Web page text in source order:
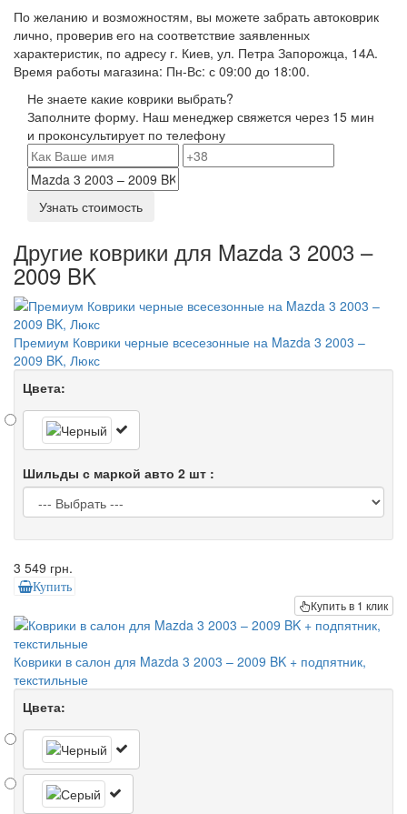
По желанию и возможностям, вы можете забрать автоковрик
лично, проверив его на соответствие заявленных
характеристик, по адресу г. Киев, ул. Петра Запорожца, 14А.
Время работы магазина: Пн-Вс: с 09:00 до 18:00.
Не знаете какие коврики выбрать?
Заполните форму. Наш менеджер свяжется через 15 мин
и проконсультирует по телефону
Узнать стоимость
Другие коврики для Mazda 3 2003 –
2009 BK
Премиум Коврики черные всесезонные на Mazda 3 2003 –
2009 BK, Люкс
Цвета:
Шильды с маркой авто 2 шт :
3 549 грн.
Купить
Купить в 1 клик
Коврики в салон для Mazda 3 2003 – 2009 BK + подпятник,
текстильные
Цвета: